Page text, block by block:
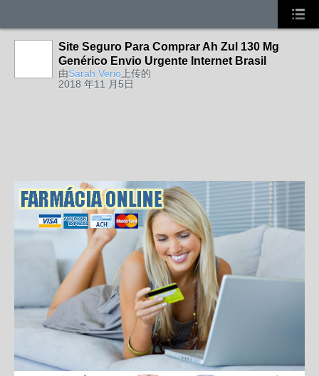
Site Seguro Para Comprar Ah Zul 130 Mg
Genérico Envio Urgente Internet Brasil
由Sarah Verio 上传的
2018 年11 月5日